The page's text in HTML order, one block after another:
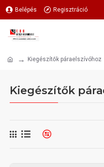
Belépés Regisztráció
Kiegészítők páraelszívóhoz
Kiegészítők